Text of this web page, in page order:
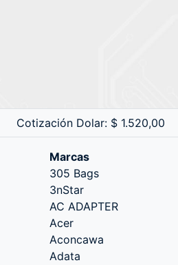
Cotización Dolar: $ 1.520,00
Marcas
305 Bags
3nStar
AC ADAPTER
Acer
Aconcawa
Adata